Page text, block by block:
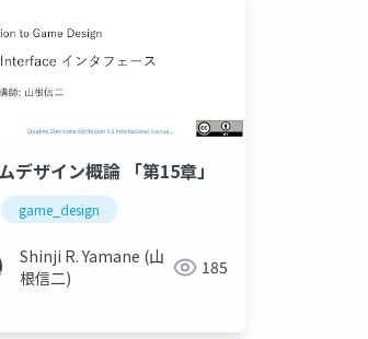
デザイン概論 「第15章」
game_design
Shinji R. Yamane (山
根信二)
185